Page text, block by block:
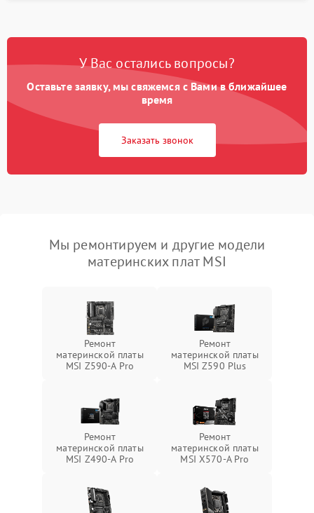
У Вас остались вопросы?
Оставьте заявку, мы свяжемся с Вами в ближайшее
время
Заказать звонок
Мы ремонтируем и другие модели
материнских плат MSI
Ремонт
материнской платы
MSI Z590-A Pro
Ремонт
материнской платы
MSI Z590 Plus
Ремонт
материнской платы
MSI Z490-A Pro
Ремонт
материнской платы
MSI X570-A Pro